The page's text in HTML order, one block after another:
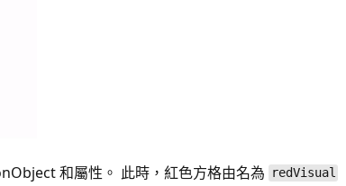
和屬性。 此時，紅色方格由名為 redVisual